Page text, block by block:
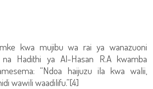
kwa mujibu wa rai ya wanazuoni
Hadithi ya Al-Hasan R.A kwamba
“Ndoa haijuzu ila kwa walii,
wawili waadilifu.”[4]